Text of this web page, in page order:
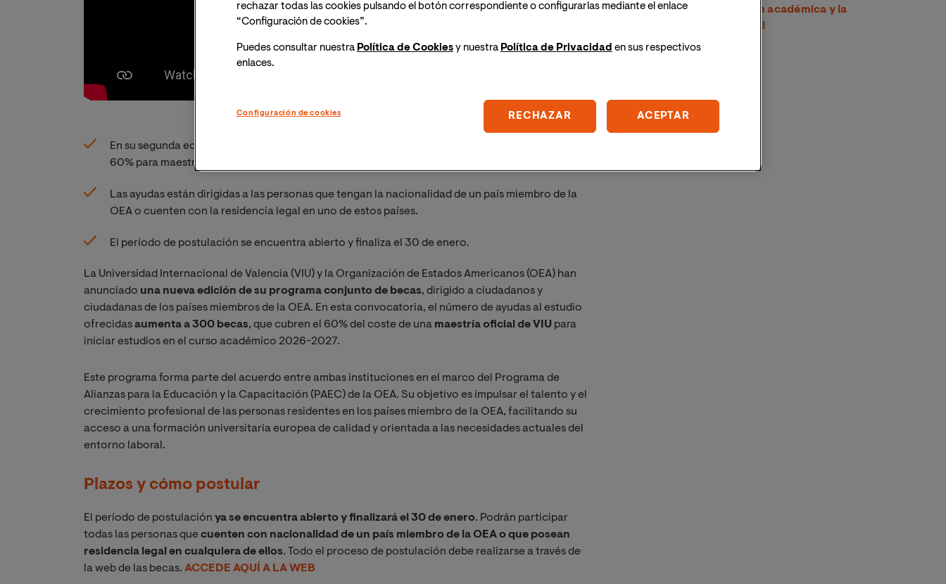
En su segunda edición, el programa aumenta el número de ayudas al estudio a 300 becas del
60% para maestrías oficiales en VIU.
Las ayudas están dirigidas a las personas que tengan la nacionalidad de un país miembro de la
OEA o cuenten con la residencia legal en uno de estos países.
El período de postulación se encuentra abierto y finaliza el 30 de enero.
La Universidad Internacional de Valencia (VIU) y la Organización de Estados Americanos (OEA) han
anunciado una nueva edición de su programa conjunto de becas, dirigido a ciudadanos y
ciudadanas de los países miembros de la OEA. En esta convocatoria, el número de ayudas al estudio
ofrecidasaumenta a 300 becas, que cubren el 60% del coste de una maestría oficial de VIU para
iniciar estudios en el curso académico 2026-2027.
Este programa forma parte del acuerdo entre ambas instituciones en el marco del Programa de
Alianzas para la Educación y la Capacitación (PAEC) de la OEA. Su objetivo es impulsar el talento y el
crecimiento profesional de las personas residentes en los países miembro de la OEA, facilitando su
acceso a una formación universitaria europea de calidad y orientada a las necesidades actuales del
entorno laboral.
Plazos y cómo postular
El período de postulación ya se encuentra abierto y finalizará el 30 de enero. Podrán participar
todas las personas quecuenten con nacionalidad de un país miembro de la OEA o que posean
residencia legal en cualquiera de ellos. Todo el proceso de postulación debe realizarse a través de
la web de las becas. ACCEDE AQUÍ A LA WEB
fortalecer la cooperación académica y la
proyección internacional
rechazar todas las cookies pulsando el botón correspondiente o configurarlas mediante el enlace
“Configuración de cookies”.
Puedes consultar nuestra Política de Cookiesy nuestra Política de Privacidad en sus respectivos
enlaces.
Configuración de cookies RECHAZAR ACEPTAR